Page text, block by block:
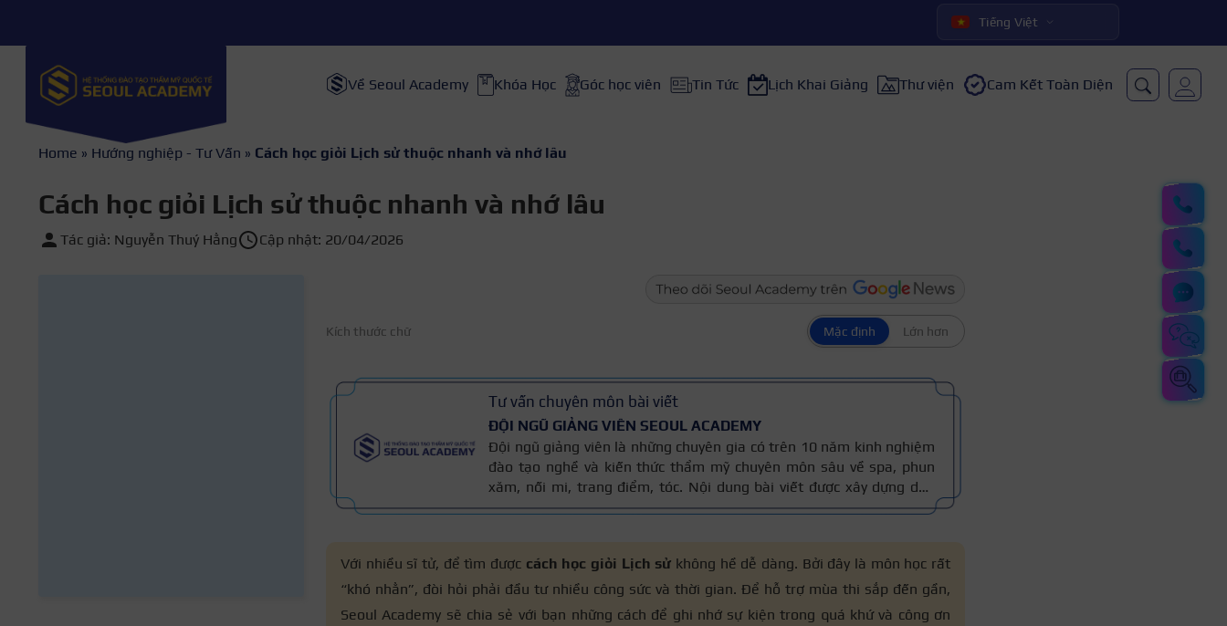
Tiếng Việt
Về Seoul Academy Khóa Học Góc học viên Tin Tức Lịch Khai Giảng Thư viện Cam Kết Toàn Diện
Home » Hướng nghiệp - Tư Vấn » Cách học giỏi Lịch sử thuộc nhanh và nhớ lâu
Cách học giỏi Lịch sử thuộc nhanh và nhớ lâu
Tác giả: Nguyễn Thuý Hằng Cập nhật: 20/04/2026
Kích thước chữ Mặc định Lớn hơn
Tư vấn chuyên môn bài viết
ĐỘI NGŨ GIẢNG VIÊN SEOUL ACADEMY
Đội ngũ giảng viên là những chuyên gia có trên 10 năm kinh nghiệm
đào tạo nghề và kiến thức thẩm mỹ chuyên môn sâu về spa, phun
xăm, nối mi, trang điểm, tóc. Nội dung bài viết được xây dựng dựa
trên giáo trình đào tạo và kinh nghiệm giảng dạy thực tế, đồng thời
Với nhiều sĩ tử, để tìm được cách học giỏi Lịch sử không hề dễ dàng. Bởi đây là môn học rất
“khó nhằn”, đòi hỏi phải đầu tư nhiều công sức và thời gian. Để hỗ trợ mùa thi sắp đến gần,
Seoul Academy sẽ chia sẻ với bạn những cách để ghi nhớ sự kiện trong quá khứ và công ơn